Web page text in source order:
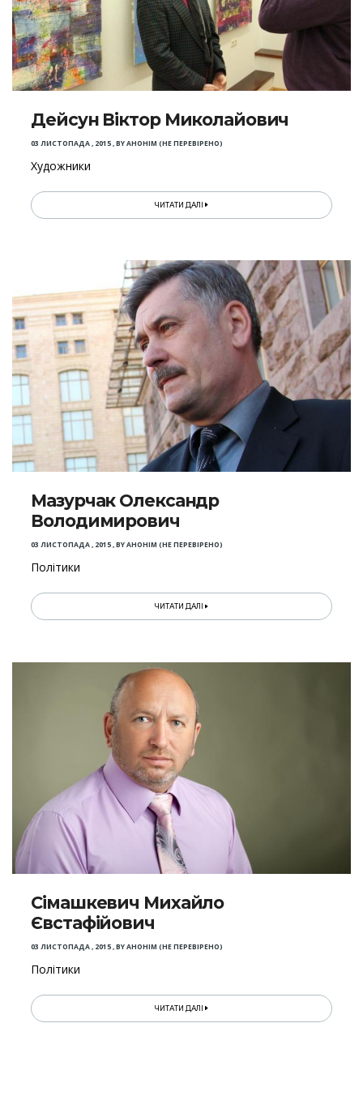
Дейсун Віктор Миколайович
03 ЛИСТОПАДА , 2015,BYАНОНІМ (НЕ ПЕРЕВІРЕНО)
Художники
ЧИТАТИ ДАЛІ
Мазурчак Олександр
Володимирович
03 ЛИСТОПАДА , 2015,BYАНОНІМ (НЕ ПЕРЕВІРЕНО)
Політики
ЧИТАТИ ДАЛІ
Сімашкевич Михайло
Євстафійович
03 ЛИСТОПАДА , 2015,BYАНОНІМ (НЕ ПЕРЕВІРЕНО)
Політики
ЧИТАТИ ДАЛІ